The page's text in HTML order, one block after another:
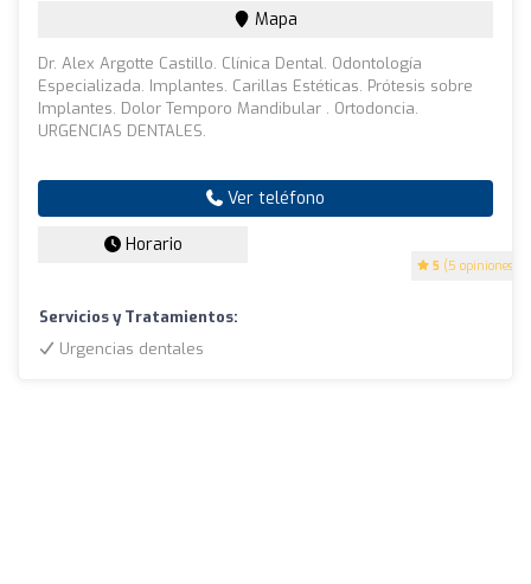
5 (5 opiniones)
Mapa
Dr. Alex Argotte Castillo. Clínica Dental. Odontología
Especializada. Implantes. Carillas Estéticas. Prótesis sobre
Implantes. Dolor Temporo Mandibular . Ortodoncia.
URGENCIAS DENTALES.
Ver teléfono
Horario
Servicios y Tratamientos:
Urgencias dentales